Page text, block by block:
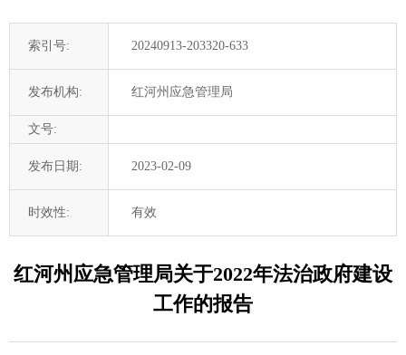
索引号: 20240913-203320-633
发布机构: 红河州应急管理局
文号:
发布日期: 2023-02-09
时效性: 有效
红河州应急管理局关于2022年法治政府建设
工作的报告